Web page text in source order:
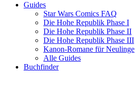
Guides
Star Wars Comics FAQ
Die Hohe Republik Phase I
Die Hohe Republik Phase II
Die Hohe Republik Phase III
Kanon-Romane für Neulinge
Alle Guides
Buchfinder